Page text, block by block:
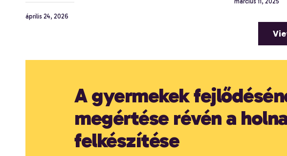
április 24, 2026
A gyermekek
megértése révén a
felkészítése